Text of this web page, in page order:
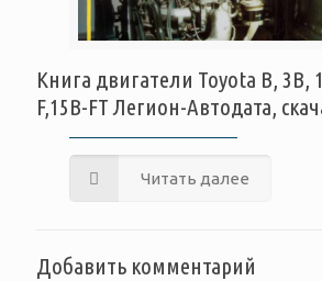
Книга двигатели Toyota B, 3B,
F,15B-FT Легион-Автодата,
Читать далее
Добавить комментарий